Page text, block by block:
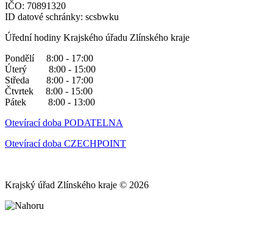
IČO: 70891320
ID datové schránky: scsbwku
Úřední hodiny Krajského úřadu Zlínského kraje
Pondělí 8:00 - 17:00
Úterý 8:00 - 15:00
Středa 8:00 - 17:00
Čtvrtek 8:00 - 15:00
Pátek 8:00 - 13:00
Otevírací doba PODATELNA
Otevírací doba CZECHPOINT
Krajský úřad Zlínského kraje © 2026